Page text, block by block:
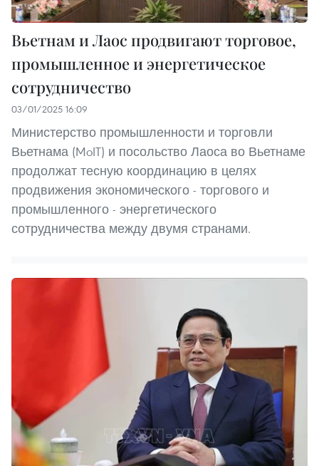
Вьетнам и Лаос продвигают торговое,
промышленное и энергетическое
сотрудничество
03/01/2025 16:09
Министерство промышленности и торговли
Вьетнама (MoIT) и посольство Лаоса во Вьетнаме
продолжат тесную координацию в целях
продвижения экономического - торгового и
промышленного - энергетического
сотрудничества между двумя странами.